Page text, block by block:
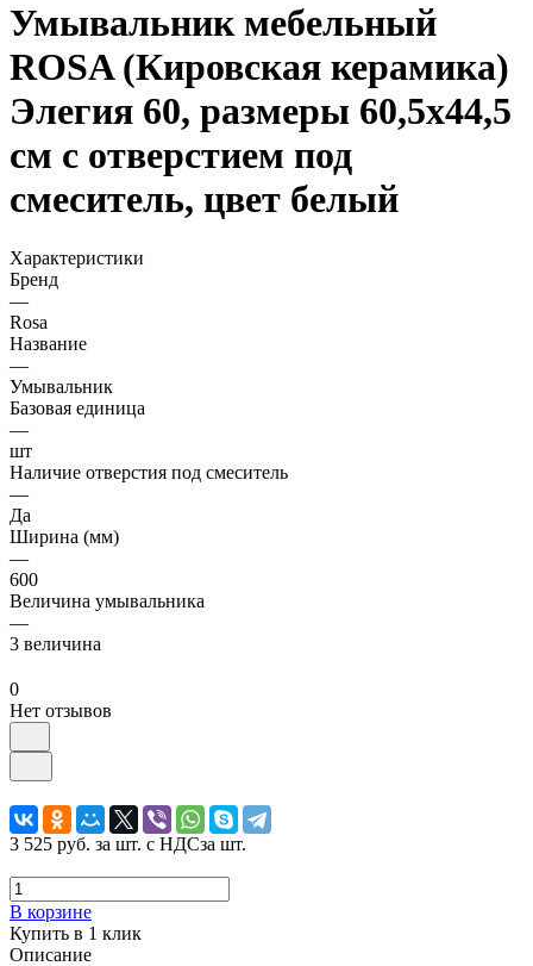
Умывальник мебельный
ROSA (Кировская керамика)
Элегия 60, размеры 60,5х44,5
см с отверстием под
смеситель, цвет белый
Характеристики
Бренд
—
Rosa
Название
—
Умывальник
Базовая единица
—
шт
Наличие отверстия под смеситель
—
Да
Ширина (мм)
—
600
Величина умывальника
—
3 величина
0
Нет отзывов
3 525 руб. за шт. с НДСза шт.
В корзине
Купить в 1 клик
Описание